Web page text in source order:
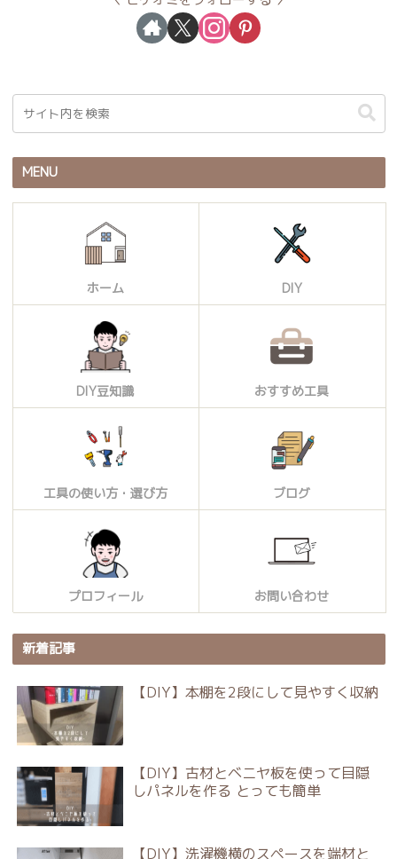
MENU
ホーム DIY
DIY豆知識 おすすめ工具
工具の使い方・選び方 ブログ
プロフィール お問い合わせ
新着記事
【DIY】本棚を2段にして見やすく収納
【DIY】古材とベニヤ板を使って目隠
しパネルを作る とっても簡単
【DIY】洗濯機横のスペースを端材と